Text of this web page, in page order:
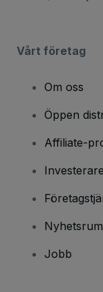
Vårt företag
Om oss
Öppen
Affiliate-
Investerare
Nyhetsrum
Jobb